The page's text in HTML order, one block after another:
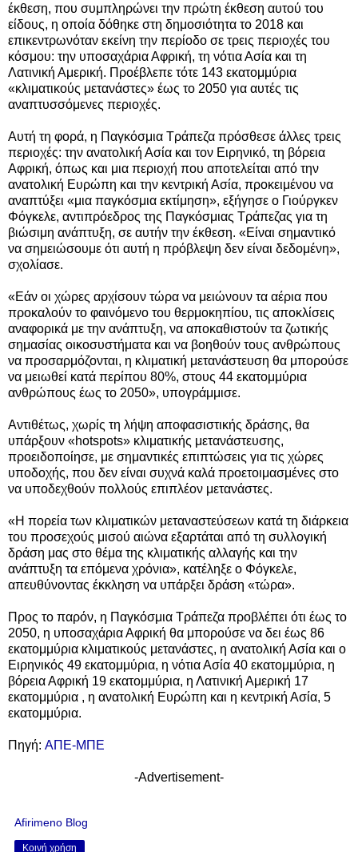
έκθεση, που συμπληρώνει την πρώτη έκθεση αυτού του
είδους, η οποία δόθηκε στη δημοσιότητα το 2018 και
επικεντρωνόταν εκείνη την περίοδο σε τρεις περιοχές του
κόσμου: την υποσαχάρια Αφρική, τη νότια Ασία και τη
Λατινική Αμερική. Προέβλεπε τότε 143 εκατομμύρια
«κλιματικούς μετανάστες» έως το 2050 για αυτές τις
αναπτυσσόμενες περιοχές.
Αυτή τη φορά, η Παγκόσμια Τράπεζα πρόσθεσε άλλες τρεις
περιοχές: την ανατολική Ασία και τον Ειρηνικό, τη βόρεια
Αφρική, όπως και μια περιοχή που αποτελείται από την
ανατολική Ευρώπη και την κεντρική Ασία, προκειμένου να
αναπτύξει «μια παγκόσμια εκτίμηση», εξήγησε ο Γιούργκεν
Φόγκελε, αντιπρόεδρος της Παγκόσμιας Τράπεζας για τη
βιώσιμη ανάπτυξη, σε αυτήν την έκθεση. «Είναι σημαντικό
να σημειώσουμε ότι αυτή η πρόβλεψη δεν είναι δεδομένη»,
σχολίασε.
«Εάν οι χώρες αρχίσουν τώρα να μειώνουν τα αέρια που
προκαλούν το φαινόμενο του θερμοκηπίου, τις αποκλίσεις
αναφορικά με την ανάπτυξη, να αποκαθιστούν τα ζωτικής
σημασίας οικοσυστήματα και να βοηθούν τους ανθρώπους
να προσαρμόζονται, η κλιματική μετανάστευση θα μπορούσε
να μειωθεί κατά περίπου 80%, στους 44 εκατομμύρια
ανθρώπους έως το 2050», υπογράμμισε.
Αντιθέτως, χωρίς τη λήψη αποφασιστικής δράσης, θα
υπάρξουν «hotspots» κλιματικής μετανάστευσης,
προειδοποίησε, με σημαντικές επιπτώσεις για τις χώρες
υποδοχής, που δεν είναι συχνά καλά προετοιμασμένες στο
να υποδεχθούν πολλούς επιπλέον μετανάστες.
«Η πορεία των κλιματικών μεταναστεύσεων κατά τη διάρκεια
του προσεχούς μισού αιώνα εξαρτάται από τη συλλογική
δράση μας στο θέμα της κλιματικής αλλαγής και την
ανάπτυξη τα επόμενα χρόνια», κατέληξε ο Φόγκελε,
απευθύνοντας έκκληση να υπάρξει δράση «τώρα».
Προς το παρόν, η Παγκόσμια Τράπεζα προβλέπει ότι έως το
2050, η υποσαχάρια Αφρική θα μπορούσε να δει έως 86
εκατομμύρια κλιματικούς μετανάστες, η ανατολική Ασία και ο
Ειρηνικός 49 εκατομμύρια, η νότια Ασία 40 εκατομμύρια, η
βόρεια Αφρική 19 εκατομμύρια, η Λατινική Αμερική 17
εκατομμύρια , η ανατολική Ευρώπη και η κεντρική Ασία, 5
εκατομμύρια.
Πηγή: ΑΠΕ-ΜΠΕ
-Advertisement-
Afirimeno Blog
Κοινή χρήση